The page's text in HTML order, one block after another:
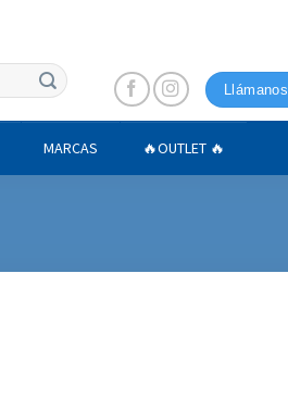
Llámanos
MARCAS 🔥OUTLET 🔥